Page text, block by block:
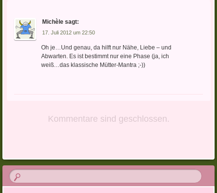
Michèle sagt:
17. Juli 2012 um 22:50
Oh je…Und genau, da hilft nur Nähe, Liebe – und
Abwarten. Es ist bestimmt nur eine Phase (ja, ich
weiß…das klassische Mütter-Mantra ;-))
Kommentare sind geschlossen.